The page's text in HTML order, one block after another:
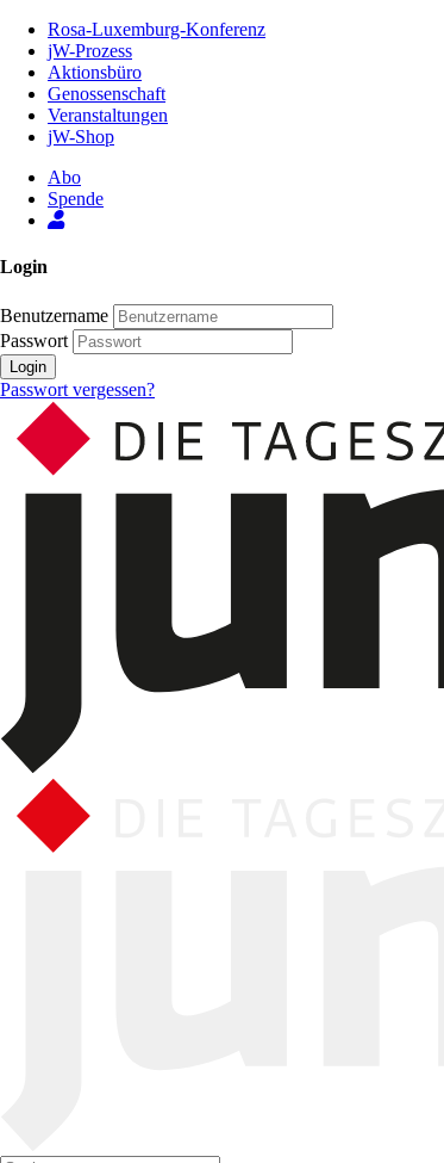
Inhalt
Seite
Rosa-Luxemburg-Konferenz
jW-Prozess
Aktionsbüro
Genossenschaft
Veranstaltungen
jW-Shop
Abo
Spende
Login
Benutzername
Passwort
Login
Passwort vergessen?